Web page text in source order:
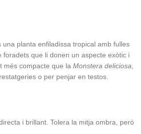
planta enfiladissa tropical amb fulles
foradets que li donen un aspecte exòtic i
més compacte que la Monstera deliciosa
o per penjar en testos.
i brillant. Tolera la mitja ombra, però